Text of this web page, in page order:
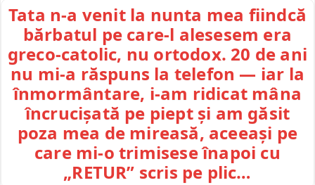
Tata n-a venit la nunta mea fiindcă
bărbatul pe care-l alesesem era
greco-catolic, nu ortodox. 20 de ani
nu mi-a răspuns la telefon — iar la
înmormântare, i-am ridicat mâna
încrucișată pe piept și am găsit
poza mea de mireasă, aceeași pe
care mi-o trimisese înapoi cu
„RETUR” scris pe plic…